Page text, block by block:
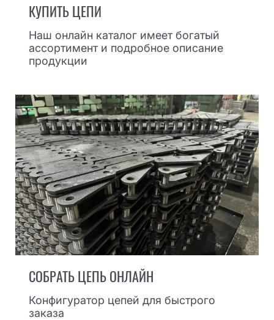
КУПИТЬ ЦЕПИ
Наш онлайн каталог имеет богатый
ассортимент и подробное описание
продукции
СОБРАТЬ ЦЕПЬ ОНЛАЙН
Конфигуратор цепей для быстрого
заказа